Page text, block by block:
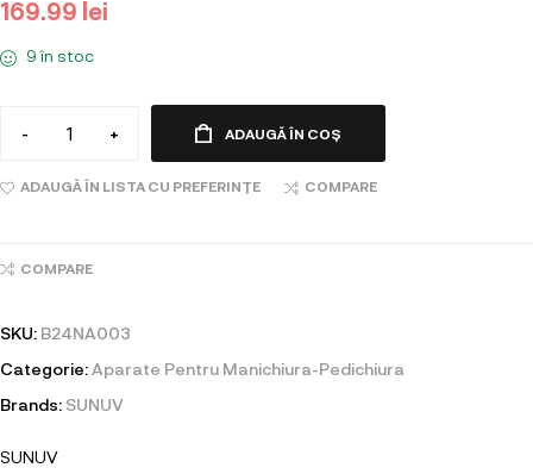
169.99 lei
9 în stoc
- + ADAUGĂ ÎN COȘ
ADAUGĂ ÎN LISTA CU PREFERINȚE COMPARE
COMPARE
SKU: B24NA003
Categorie:Aparate Pentru Manichiura-Pedichiura
Brands: SUNUV
SUNUV